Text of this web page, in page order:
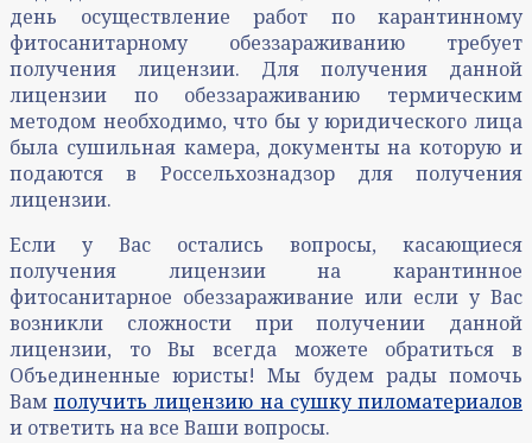
день осуществление работ по карантинному
фитосанитарному обеззараживанию требует
получения лицензии. Для получения данной
лицензии по обеззараживанию термическим
методом необходимо, что бы у юридического лица
была сушильная камера, документы на которую и
подаются в Россельхознадзор для получения
лицензии.
Если у Вас остались вопросы, касающиеся
получения лицензии на карантинное
фитосанитарное обеззараживание или если у Вас
возникли сложности при получении данной
лицензии, то Вы всегда можете обратиться в
Объединенные юристы! Мы будем рады помочь
Вамполучить лицензию на сушку пиломатериалов
и ответить на все Ваши вопросы.